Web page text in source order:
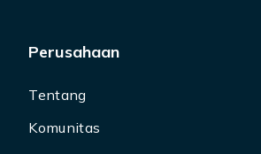
Perusahaan
Tentang
Komunitas